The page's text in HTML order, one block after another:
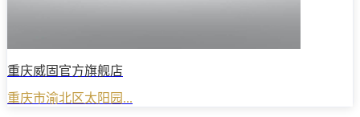
重庆威固官方旗舰店
重庆市渝北区太阳园...